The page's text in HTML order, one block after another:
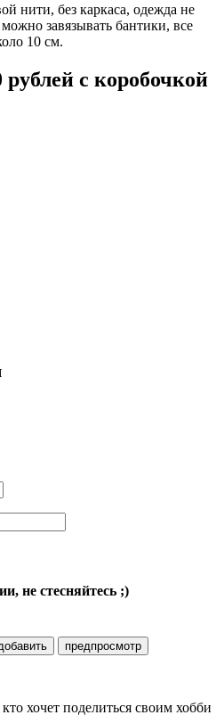
нити, без каркаса, одежда не
завязывать бантики, все
10 см.
с коробочкой
не стесняйтесь ;)
предпросмотр
хочет поделиться своим хобби